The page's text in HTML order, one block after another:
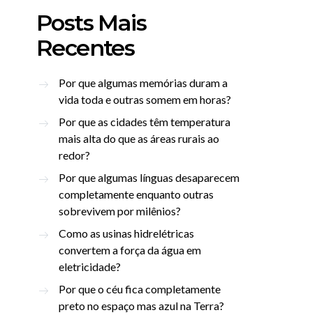
Posts Mais
Recentes
Por que algumas memórias duram a
vida toda e outras somem em horas?
Por que as cidades têm temperatura
mais alta do que as áreas rurais ao
redor?
Por que algumas línguas desaparecem
completamente enquanto outras
sobrevivem por milênios?
Como as usinas hidrelétricas
convertem a força da água em
eletricidade?
Por que o céu fica completamente
preto no espaço mas azul na Terra?